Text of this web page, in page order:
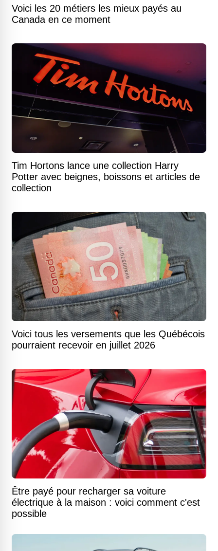
Voici les 20 métiers les mieux payés au
Canada en ce moment
Tim Hortons lance une collection Harry
Potter avec beignes, boissons et articles de
collection
Voici tous les versements que les Québécois
pourraient recevoir en juillet 2026
Être payé pour recharger sa voiture
électrique à la maison : voici comment c'est
possible